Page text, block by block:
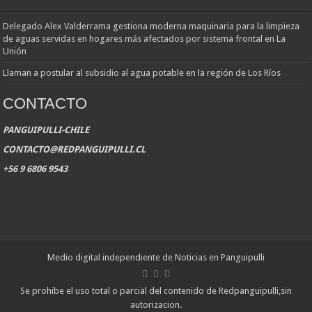
Delegado Alex Valderrama gestiona moderna maquinaria para la limpieza
de aguas servidas en hogares más afectados por sistema frontal en La
Unión
Llaman a postular al subsidio al agua potable en la región de Los Ríos
CONTACTO
PANGUIPULLI-CHILE
CONTACTO@REDPANGUIPULLI.CL
+56 9 6806 9543
Medio digital independiente de Noticias en Panguipulli
Se prohibe el uso total o parcial del contenido de Redpanguipulli,sin
autorizacion.